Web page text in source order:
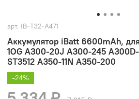
арт. iB-T32-A471
Аккумулятор iBatt 6600mAh,
1OG A300-20J A300-245
ST3512 A350-11N A350-200
-24%